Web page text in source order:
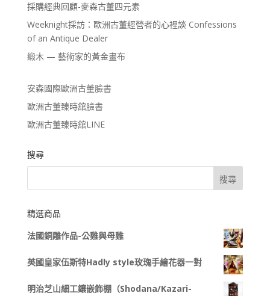
採購經典回顧-麥森古董四元素
Weeknight採訪：歐洲古董經營者的心裡談 Confessions
of an Antique Dealer
緞木 — 藝術家的黃金畫布
安森國際歐洲古董臉書
歐洲古董臻時舘臉書
歐洲古董臻時舘LINE
搜尋
精選商品
法國銅雕作品-公雞與母雞
英國皇家伍斯特Hadly style玫瑰手繪花器一對
明治芝山細工鑲嵌飾棚（Shodana/Kazari-